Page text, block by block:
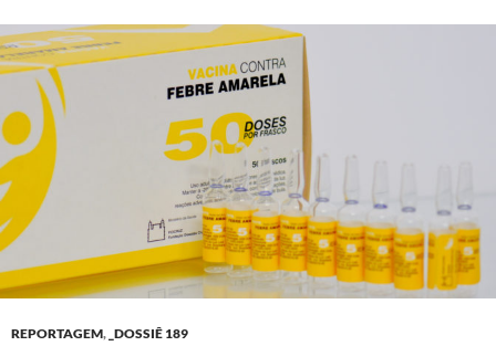
REPORTAGEM, _DOSSIÊ 189